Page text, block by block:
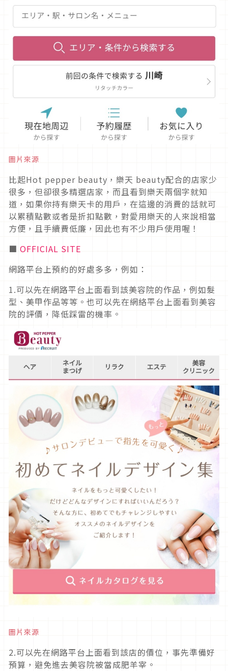
圖片來源
比起Hot pepper beauty，樂天 beauty配合的店家少
很多，但卻很多精選店家，而且看到樂天兩個字就知
道，如果你持有樂天卡的用戶，在這邊的消費的話就可
以累積點數或者是折扣點數，對愛用樂天的人來說相當
方便，且手續費低廉，因此也有不少用戶使用喔！
■ OFFICIAL SITE
網路平台上預約的好處多多，例如：
1.可以先在網路平台上面看到該美容院的作品，例如髮
型、美甲作品等等。也可以先在網絡平台上面看到美容
院的評價，降低踩雷的機率。
圖片來源
2.可以先在網路平台上面看到該店的價位，事先準備好
預算，避免進去美容院被當成肥羊宰。